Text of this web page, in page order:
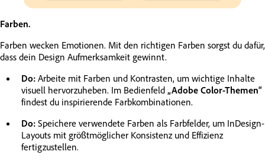
Farben.
Farben wecken Emotionen. Mit den richtigen Farben sorgst du dafür,
dass dein Design Aufmerksamkeit gewinnt.
Do: Arbeite mit Farben und Kontrasten, um wichtige Inhalte
visuell hervorzuheben. Im Bedienfeld „Adobe Color-Themen“
findest du inspirierende Farbkombinationen.
Do: Speichere verwendete Farben als Farbfelder, um InDesign-
Layouts mit größtmöglicher Konsistenz und Effizienz
fertigzustellen.